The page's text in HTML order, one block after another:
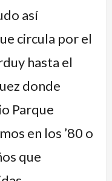
así
circula por el
hasta el
donde
Parque
en los ’80 o
que